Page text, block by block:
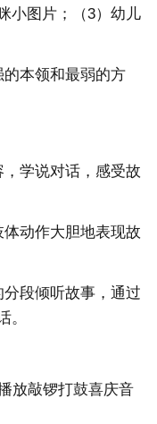
小图片；（3）幼儿
本领和最弱的方
学说对话，感受故
动作大胆地表现故
段倾听故事，通过
。
放敲锣打鼓喜庆音